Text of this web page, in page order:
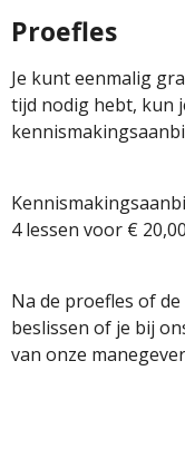
Proefles
Je kunt eenmalig
tijd nodig hebt, kun
4 lessen voor € 20,00
Na de proefles of
beslissen of je bij
van onze